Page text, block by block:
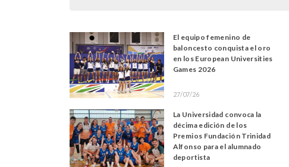
El equipo femenino de
baloncesto conquista el oro
en los European Universities
Games 2026
27/07/26
La Universidad convoca la
décima edición de los
Premios Fundación Trinidad
Alfonso para el alumnado
deportista